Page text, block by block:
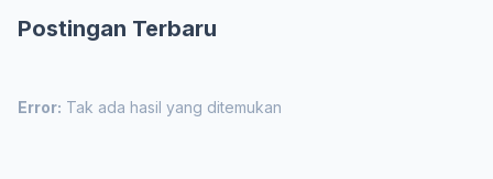
Postingan Terbaru
Error: Tak ada hasil yang ditemukan